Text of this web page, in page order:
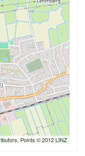
Points © 2012 LINZ